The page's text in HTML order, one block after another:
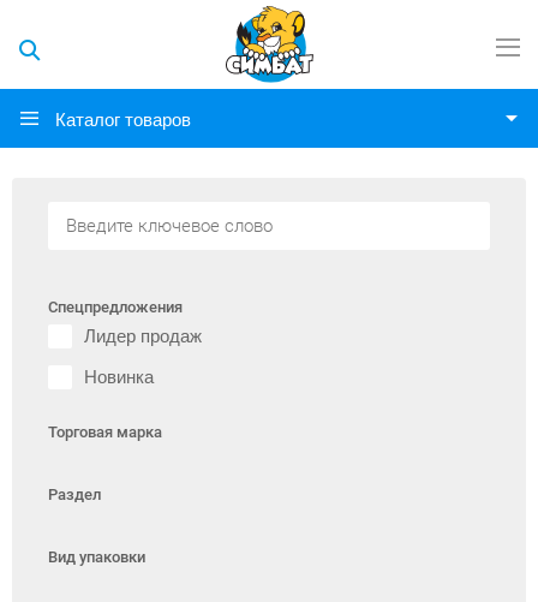
Каталог товаров
Спецпредложения
Лидер продаж
Новинка
Торговая марка
Раздел
Вид упаковки